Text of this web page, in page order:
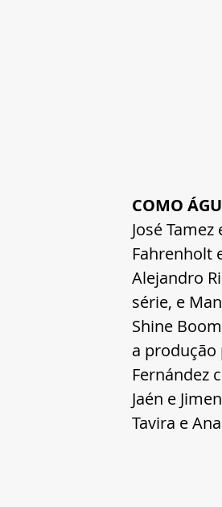
COMO
José
Fahrenholt
Alejandro
série, e
Shine
a produção
Fernández
Jaén e
Tavira e